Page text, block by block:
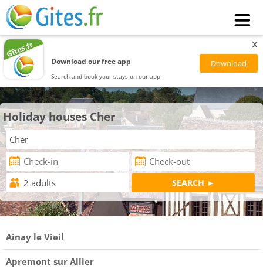
Download our free app
Search and book your stays on our app
x
Holiday houses Cher
Ainay le Vieil
Apremont sur Allier